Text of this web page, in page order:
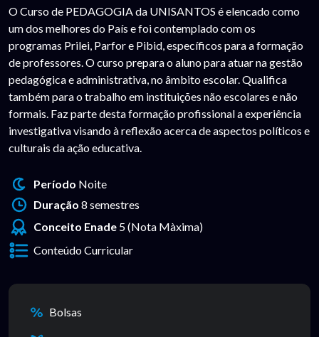
O Curso de PEDAGOGIA da UNISANTOS é elencado como
um dos melhores do País e foi contemplado com os
programas Prilei, Parfor e Pibid, específicos para a formação
de professores. O curso prepara o aluno para atuar na gestão
pedagógica e administrativa, no âmbito escolar. Qualifica
também para o trabalho em instituições não escolares e não
formais. Faz parte desta formação profissional a experiência
investigativa visando à reflexão acerca de aspectos políticos e
culturais da ação educativa.
Período Noite
Duração 8 semestres
Conceito Enade 5 (Nota Màxima)
Conteúdo Curricular
Bolsas